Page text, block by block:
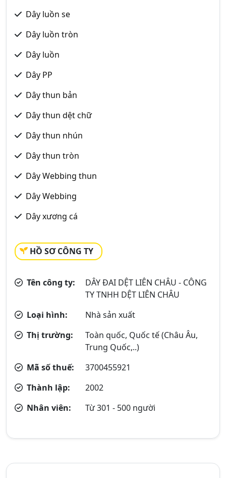
Dây luồn se
Dây luồn tròn
Dây luồn
Dây PP
Dây thun bản
Dây thun dệt chữ
Dây thun nhún
Dây thun tròn
Dây Webbing thun
Dây Webbing
Dây xương cá
HỒ SƠ CÔNG TY
Tên công ty:
DÂY ĐAI DỆT LIÊN CHÂU - CÔNG
TY TNHH DỆT LIÊN CHÂU
Loại hình:
Nhà sản xuất
Thị trường:
Toàn quốc, Quốc tế (Châu Âu,
Trung Quốc,..)
Mã số thuế:
3700455921
Thành lập:
2002
Nhân viên:
Từ 301 - 500 người